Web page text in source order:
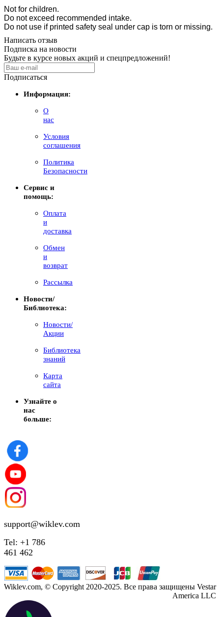
Not for children.
Do not exceed recommended intake.
Do not use if printed safety seal under cap is torn or missing.
Написать отзыв
Подписка на новости
Будьте в курсе новых акций и спецпредложений!
Подписаться
Информация:
О
нас
Условия
соглашения
Политика
Безопасности
Сервис и
помощь:
Оплата
и
доставка
Обмен
и
возврат
Рассылка
Новости/
Библиотека:
Новости/
Акции
Библиотека
знаний
Карта
сайта
Узнайте о
нас
больше:
support@wiklev.com
Tel: +1 786
461 462
Wiklev.com, © Copyright 2020-2025. Все права защищены Vestar
America LLC